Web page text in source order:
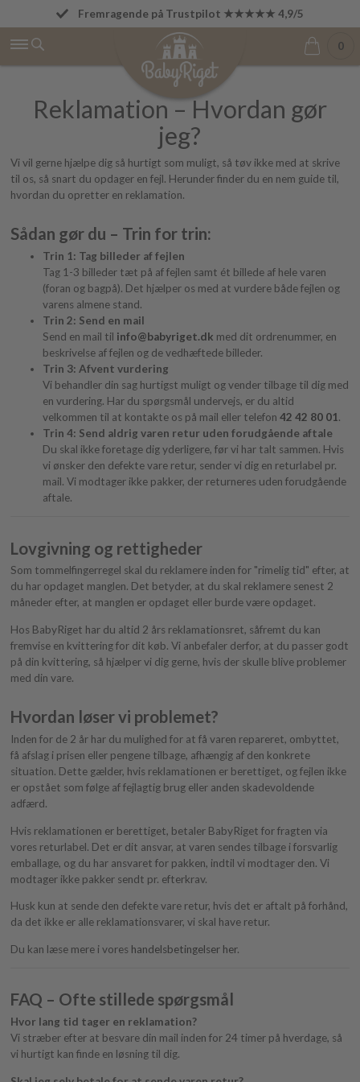
Fri fragt fra 499 kr.
Fremragende på Trustpilot ★★★★★ 4,9/5
0
Reklamation – Hvordan gør
jeg?
Vi vil gerne hjælpe dig så hurtigt som muligt, så tøv ikke med at skrive
til os, så snart du opdager en fejl. Herunder finder du en nem guide til,
hvordan du opretter en reklamation.
Sådan gør du – Trin for trin:
Trin 1: Tag billeder af fejlen
Tag 1-3 billeder tæt på af fejlen samt ét billede af hele varen
(foran og bagpå). Det hjælper os med at vurdere både fejlen og
varens almene stand.
Trin 2: Send en mail
Send en mail til info@babyriget.dk med dit ordrenummer, en
beskrivelse af fejlen og de vedhæftede billeder.
Trin 3: Afvent vurdering
Vi behandler din sag hurtigst muligt og vender tilbage til dig med
en vurdering. Har du spørgsmål undervejs, er du altid
velkommen til at kontakte os på mail eller telefon 42 42 80 01.
Trin 4: Send aldrig varen retur uden forudgående aftale
Du skal ikke foretage dig yderligere, før vi har talt sammen. Hvis
vi ønsker den defekte vare retur, sender vi dig en returlabel pr.
mail. Vi modtager ikke pakker, der returneres uden forudgående
aftale.
Lovgivning og rettigheder
Som tommelfingerregel skal du reklamere inden for "rimelig tid" efter, at
du har opdaget manglen. Det betyder, at du skal reklamere senest 2
måneder efter, at manglen er opdaget eller burde være opdaget.
Hos BabyRiget har du altid 2 års reklamationsret, såfremt du kan
fremvise en kvittering for dit køb. Vi anbefaler derfor, at du passer godt
på din kvittering, så hjælper vi dig gerne, hvis der skulle blive problemer
med din vare.
Hvordan løser vi problemet?
Inden for de 2 år har du mulighed for at få varen repareret, ombyttet,
få afslag i prisen eller pengene tilbage, afhængig af den konkrete
situation. Dette gælder, hvis reklamationen er berettiget, og fejlen ikke
er opstået som følge af fejlagtig brug eller anden skadevoldende
adfærd.
Hvis reklamationen er berettiget, betaler BabyRiget for fragten via
vores returlabel. Det er dit ansvar, at varen sendes tilbage i forsvarlig
emballage, og du har ansvaret for pakken, indtil vi modtager den. Vi
modtager ikke pakker sendt pr. efterkrav.
Husk kun at sende den defekte vare retur, hvis det er aftalt på forhånd,
da det ikke er alle reklamationsvarer, vi skal have retur.
Du kan læse mere i vores handelsbetingelser her.
FAQ – Ofte stillede spørgsmål
Hvor lang tid tager en reklamation?
Vi stræber efter at besvare din mail inden for 24 timer på hverdage, så
vi hurtigt kan finde en løsning til dig.